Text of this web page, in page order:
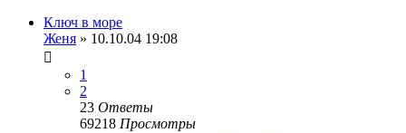
Ключ в море
Женя » 10.10.04 19:08
1
2
23 Ответы
69218 Просмотры